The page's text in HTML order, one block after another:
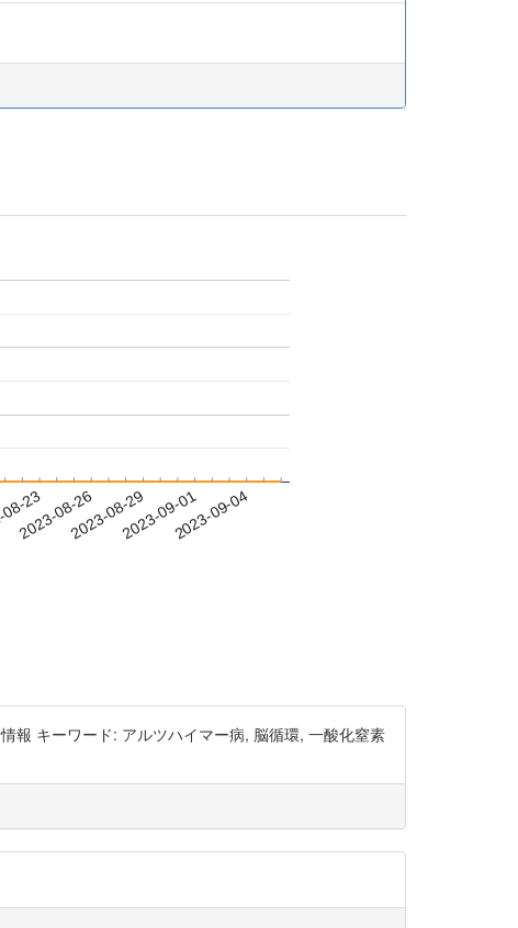
23
2023-08-262023-08-292023-09-012023-09-04
報 キーワード: アルツハイマー病, 脳循環, 一酸化窒素